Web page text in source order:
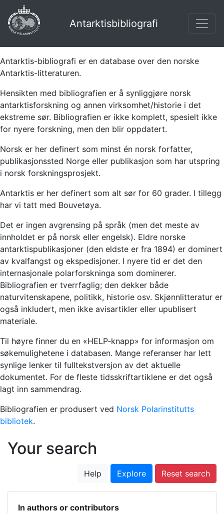
Antarktisbibliografi
Antarktis-bibliografi er en database over den norske
Antarktis-litteraturen.
Hensikten med bibliografien er å synliggjøre norsk
antarktisforskning og annen virksomhet/historie i det
ekstreme sør. Bibliografien er ikke komplett, spesielt ikke
for nyere forskning, men den blir oppdatert.
Norsk er her definert som minst én norsk forfatter,
publikasjonssted Norge eller publikasjon som har utspring
i norsk forskningsprosjekt.
Antarktis er her definert som alt sør for 60 grader. I tillegg
har vi tatt med Bouvetøya.
Det er ingen avgrensing på språk (men det meste av
innholdet er på norsk eller engelsk). Eldre norske
antarktispublikasjoner (den eldste er fra 1894) er dominert
av kvalfangst og ekspedisjoner. I nyere tid er det den
internasjonale polarforskninga som dominerer.
Bibliografien er tverrfaglig; den dekker både
naturvitenskapene, politikk, historie osv. Skjønnlitteratur er
også inkludert, men ikke avisartikler eller upublisert
materiale.
Til høyre finner du en «HELP-knapp» for informasjon om
søkemulighetene i databasen. Mange referanser har lett
synlige lenker til fulltekstversjon av det aktuelle
dokumentet. For de fleste tidsskriftartiklene er det også
lagt inn sammendrag.
Bibliografien er produsert ved Norsk Polarinstitutts
bibliotek.
Your search
Help Explore Reset search
In authors or contributors